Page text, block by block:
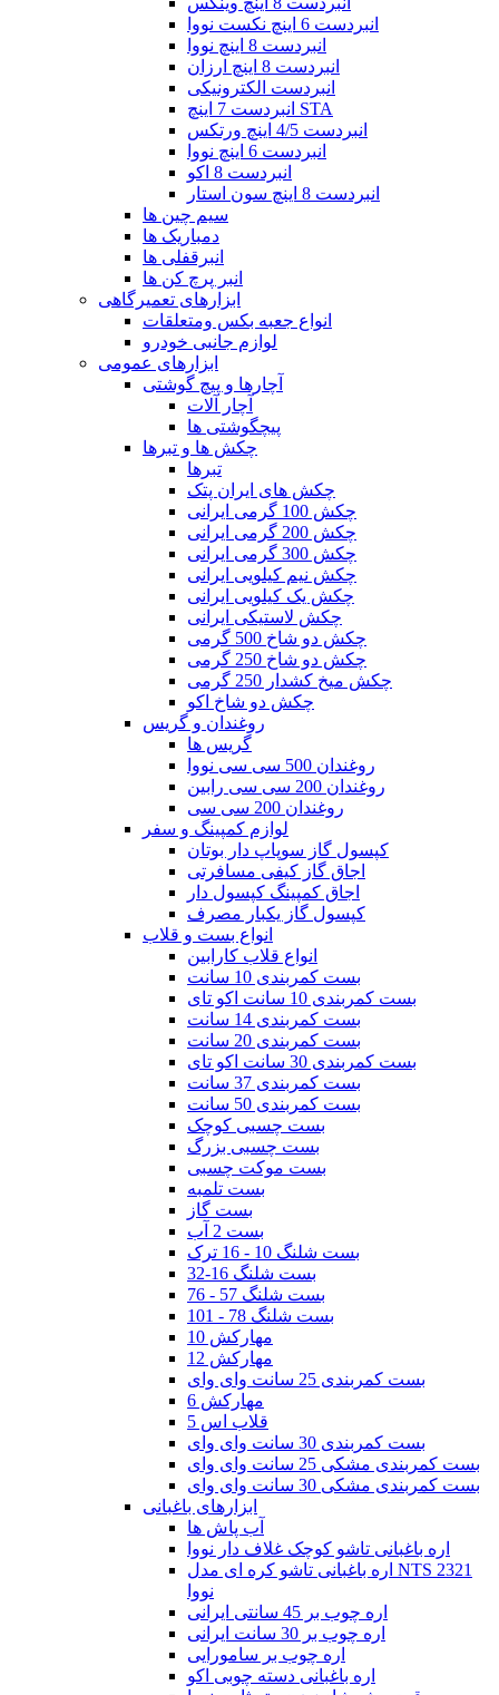
انبردست 6 اینچ نکست نووا
انبردست 8 اینچ نووا
انبردست 8 اینچ ارزان
انبردست الکترونیکی
انبردست 7 اینچ STA
انبردست 4/5 اینچ ورتکس
انبردست 6 اینچ نووا
انبردست 8 اکو
انبردست 8 اینچ سون استار
سیم چین ها
دمباریک ها
انبرقفلی ها
انبر پرچ کن ها
ابزارهای تعمیرگاهی
انواع جعبه بکس ومتعلقات
لوازم جانبی خودرو
ابزارهای عمومی
آچارها و پیچ گوشتی
آچار آلات
پیچگوشتی ها
چکش ها و تبرها
تبرها
چکش های ایران پتک
چکش 100 گرمی ایرانی
چکش 200 گرمی ایرانی
چکش 300 گرمی ایرانی
چکش نیم کیلویی ایرانی
چکش یک کیلویی ایرانی
چکش لاستیکی ایرانی
چکش دو شاخ 500 گرمی
چکش دو شاخ 250 گرمی
چکش میخ کشدار 250 گرمی
چکش دو شاخ اکو
روغندان و گریس
گریس ها
روغندان 500 سی سی نووا
روغندان 200 سی سی رابین
روغندان 200 سی سی
لوازم کمپینگ و سفر
کپسول گاز سوپاپ دار بوتان
اجاق گاز کیفی مسافرتی
اجاق کمپینگ کپسول دار
کپسول گاز یکبار مصرف
انواع بست و قلاب
انواع قلاب کارابین
بست کمربندی 10 سانت
بست کمربندی 10 سانت اکو تای
بست کمربندی 14 سانت
بست کمربندی 20 سانت
بست کمربندی 30 سانت اکو تای
بست کمربندی 37 سانت
بست کمربندی 50 سانت
بست چسبی کوچک
بست چسبی بزرگ
بست موکت چسبی
بست تلمبه
بست گاز
بست 2 آب
بست شلنگ 10 - 16 ترک
بست شلنگ 16-32
بست شلنگ 57 - 76
بست شلنگ 78 - 101
مهارکش 10
مهارکش 12
بست کمربندی 25 سانت وای وای
مهارکش 6
قلاب اس 5
بست کمربندی 30 سانت وای وای
بست کمربندی مشکی 25 سانت وای وای
بست کمربندی مشکی 30 سانت وای وای
ابزارهای باغبانی
آب پاش ها
اره باغبانی تاشو کوچک غلاف دار نووا
اره باغبانی تاشو کره ای مدل NTS 2321
نووا
اره چوب بر 45 سانتی ایرانی
اره چوب بر 30 سانت ایرانی
اره چوب بر سامورایی
اره باغبانی دسته چوبی اکو